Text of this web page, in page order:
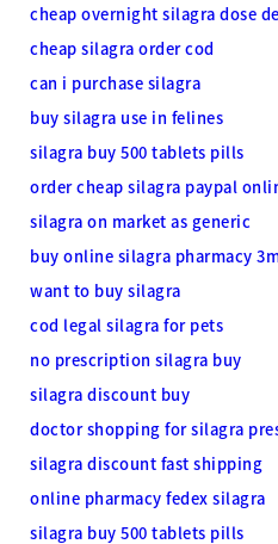
cheap overnight silagra dose
cheap silagra order cod
can i purchase silagra
buy silagra use in felines
silagra buy 500 tablets pills
order cheap silagra paypal
silagra on market as generic
buy online silagra pharmacy
want to buy silagra
cod legal silagra for pets
no prescription silagra buy
silagra discount buy
doctor shopping for silagra
silagra discount fast shipping
online pharmacy fedex silagra
silagra buy 500 tablets pills